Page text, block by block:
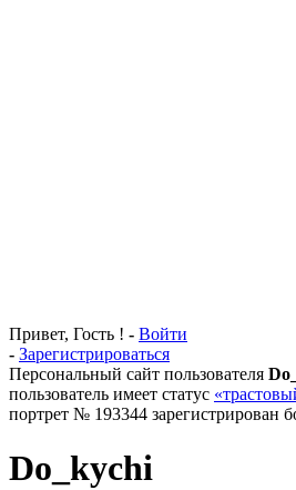
Привет, Гость ! - Войти
- Зарегистрироваться
Персональный сайт пользователя
пользователь имеет статус
портрет № 193344 зарегистрирован
Do_kychi